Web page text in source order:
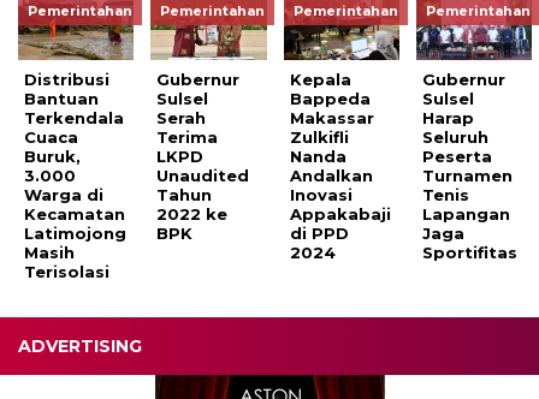
Pemerintahan
Distribusi
Bantuan
Terkendala
Cuaca
Buruk,
3.000
Warga di
Kecamatan
Latimojong
Masih
Terisolasi
Pemerintahan
Gubernur
Sulsel
Serah
Terima
LKPD
Unaudited
Tahun
2022 ke
BPK
Pemerintahan
Kepala
Bappeda
Makassar
Zulkifli
Nanda
Andalkan
Inovasi
Appakabaji
di PPD
2024
Pemerintahan
Gubernur
Sulsel
Harap
Seluruh
Peserta
Turnamen
Tenis
Lapangan
Jaga
Sportifitas
ADVERTISING